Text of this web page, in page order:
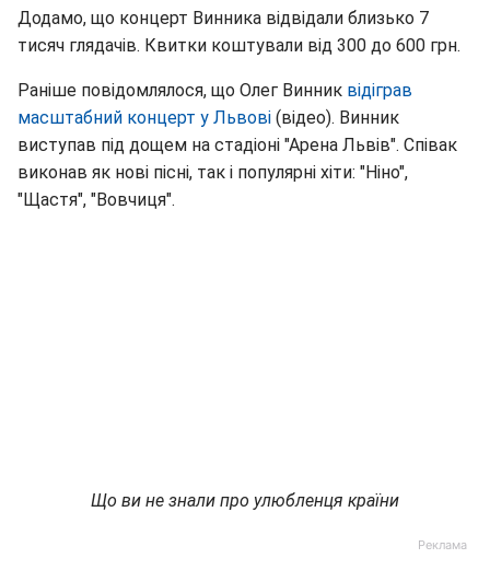
Додамо, що концерт Винника відвідали близько 7
тисяч глядачів. Квитки коштували від 300 до 600 грн.
Раніше повідомлялося, що Олег Винник відіграв
масштабний концерт у Львові (відео). Винник
виступав під дощем на стадіоні "Арена Львів". Співак
виконав як нові пісні, так і популярні хіти: "Ніно",
"Щастя", "Вовчиця".
Що ви не знали про улюбленця країни